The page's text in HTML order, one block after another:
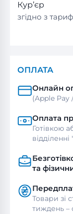
Кур’єр
згідно з
ОПЛАТА
Онлайн
(Apple Pay
Оплата
Готівкою
та
Товари зі
тиждень –